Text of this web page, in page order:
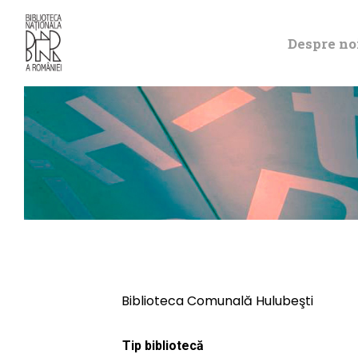
Despre
Biblioteca Comunală Hulubeşti
Tip bibliotecă